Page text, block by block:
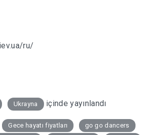
ru/
Ukrayna içinde yayınlandı
Gece hayatı fiyatları
go go dancers